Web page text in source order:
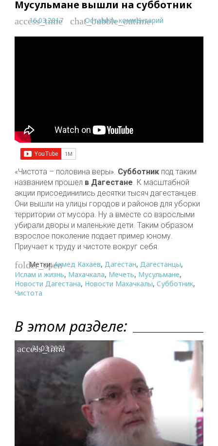
Мусульмане вышли на субботник
access_time
16.03.2017 chat_bubble_outline
Оставить комментарий
«Чистота – половина веры». Субботник под таким
названием прошел в Дагестане . К масштабной
акции присоединились десятки тысяч дагестанцев.
Они вышли на улицы городов и районов для уборки
территории от мусора. Ну а вместе со взрослыми
убирали дворы и маленькие дети. Таким образом
взрослое поколение подает пример юному.
Приучает к труду и чистоте вокруг себя.
folder_open
Метки:Ахмед Кахаев, Дагестан, Дагестанцы,
Ислам и жизнь, Махачкала, Мечеть, Мусульмане,
Новости Дагестана, Новости Махачкалы, Субботник,
Чистота
В этом разделе:
access_time
31.03.2021